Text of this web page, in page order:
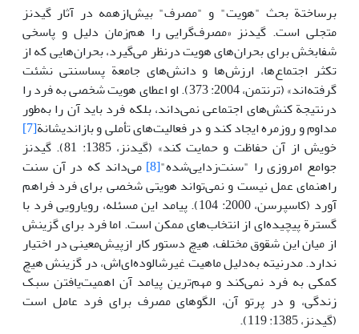
برساختة بحث "هویت" و "مصرف" بیش‌ازهمه در آثار گیدنز
متجلی است. گیدنز «مصرف‌گرایی را هم‌زمان دلیل و پاسخی
شفابخش برای بحران‌های هویت درنظر می‌گیرد، بحران‌هایی که از
تکثر اجتماع‌ها، ارزش‌ها و دانش‌های جامعة پساسنتی نشئت
گرفته‌اند» (ترنتمن، 2004: 373). او اعطای هویت شخصی به فرد را
درنتیجة کنش‌های اجتماعی نمی‌داند، بلکه فرد باید آن را به‌طور
مداوم و روزمره ایجاد کند و در فعالیت‌های تأملی و بازاندیشانة[7]
خویش از آن حفاظت و حمایت کند» (گیدنز، 1385: 81). گیدنز
جوامع امروزی را "سنت‌زدایی‌شده"[8]
می‌داند که در آن سنت
راهنمای عمل نیست و نمی‌تواند هویتی شخصی برای فرد فراهم
آورد (کاسپرسن، 2000: 104). پیامد این مسئله، رویارویی فرد با
گسترة پیچیده‌ای از انتخاب‌های ممکن است. اما فرد برای گزینش
از میان این شقوق مختلف، هیچ دستور کار ازپیش‌معینی در اختیار
ندارد. مدرنیته به‌دلیل ماهیت غیرشالوده‌ای‌اش، در گزینش هیچ
کمکی به فرد نمی‌کند و مهم‌ترین پیامد آن اهمیت‌یافتن سبک
زندگی، و در پرتو آن، الگو‌های مصرف برای فرد عامل است
(گیدنز، 1385: 119).